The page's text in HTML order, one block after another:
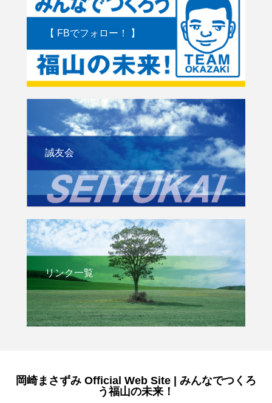
【 FBでフォロー！ 】
誠友会
リンク一覧
岡崎まさずみ Official Web Site | みんなでつくろ
う福山の未来！